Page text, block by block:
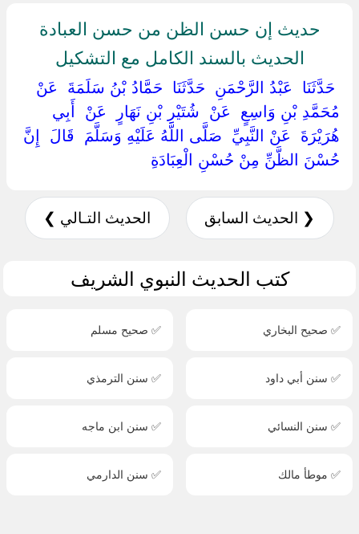
حديث إن حسن الظن من حسن العبادة
الحديث بالسند الكامل مع التشكيل
‏ ‏حَدَّثَنَا ‏ ‏عَبْدُ الرَّحْمَنِ ‏ ‏حَدَّثَنَا ‏ ‏حَمَّادُ بْنُ سَلَمَةَ ‏ ‏عَنْ ‏
‏مُحَمَّدِ بْنِ وَاسِعٍ ‏ ‏عَنْ ‏ ‏شُتَيْرِ بْنِ نَهَارٍ ‏ ‏عَنْ ‏ ‏أَبِي
هُرَيْرَةَ ‏ ‏عَنْ النَّبِيِّ ‏ ‏صَلَّى اللَّهُ عَلَيْهِ وَسَلَّمَ ‏ ‏قَالَ ‏ ‏إِنَّ
حُسْنَ الظَّنِّ مِنْ حُسْنِ الْعِبَادَةِ ‏
❮ الحديث السابق الحديث التـالي ❯
كتب الحديث النبوي الشريف
✅ صحيح البخاري ✅ صحيح مسلم
✅ سنن أبي داود ✅ سنن الترمذي
✅ سنن النسائي ✅ سنن ابن ماجه
✅ موطأ مالك ✅ سنن الدارمي